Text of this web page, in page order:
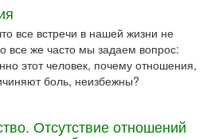
все встречи в нашей жизни не
все же часто мы задаем вопрос:
этот человек, почему отношения,
боль, неизбежны?
Отсутствие отношений